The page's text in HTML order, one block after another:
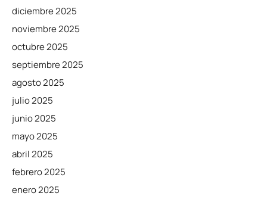
diciembre 2025
noviembre 2025
octubre 2025
septiembre 2025
agosto 2025
julio 2025
junio 2025
mayo 2025
abril 2025
febrero 2025
enero 2025